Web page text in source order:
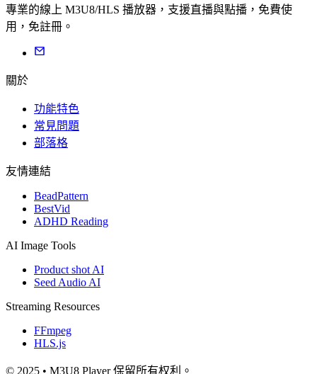
專業的線上 M3U8/HLS 播放器，支援直播與點播，免費使
用，免註冊。
關於
功能特色
常見問題
部落格
友情連結
BeadPattern
BestVid
ADHD Reading
AI Image Tools
Product shot AI
Seed Audio AI
Streaming Resources
FFmpeg
HLS.js
© 2025 • M3U8 Player 保留所有权利。